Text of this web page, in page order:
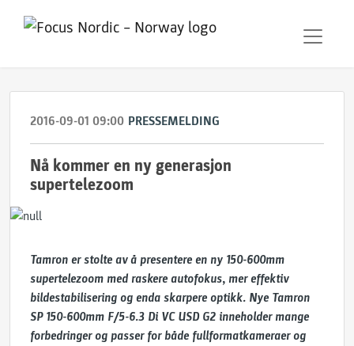
2016-09-01 09:00 PRESSEMELDING
Nå kommer en ny generasjon
supertelezoom
Tamron er stolte av å presentere en ny 150-600mm
supertelezoom med raskere autofokus, mer effektiv
bildestabilisering og enda skarpere optikk. Nye Tamron
SP 150-600mm F/5-6.3 Di VC USD G2 inneholder mange
forbedringer og passer for både fullformatkameraer og